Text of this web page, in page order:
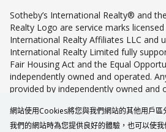
Sotheby’s International Realty® and
Realty Logo are service marks licensed
International Realty Affiliates LLC and
International Realty Limited fully
Fair Housing Act and the Equal
independently owned and operated.
provided by independently owned and
International Realty Affiliates LLC nor
companies.
網站使用Cookies將您與我們網站的其他用戶
我們的網站時為您提供良好的體驗，也可以使